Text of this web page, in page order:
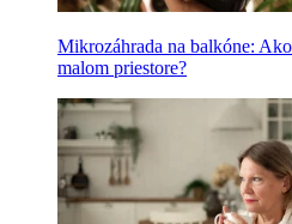
Mikrozáhrada na balkóne:
malom priestore?